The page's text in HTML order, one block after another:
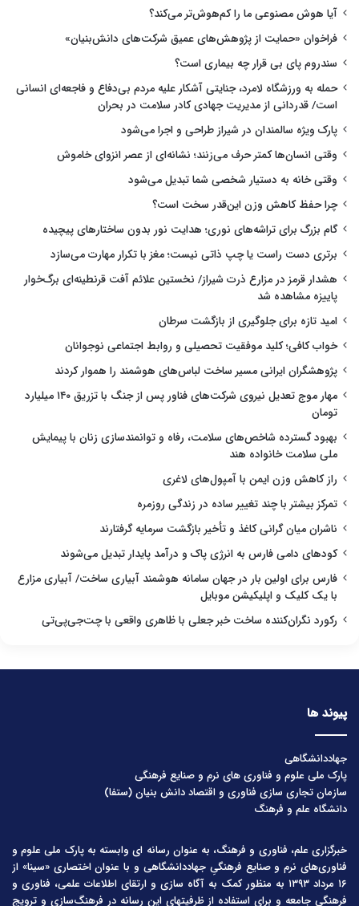
آیا هوش مصنوعی ما را کم‌هوش‌تر می‌کند؟
فراخوان «حمایت از پژوهش‌های عمیق شرکت‌های دانش‌بنیان»
سندروم پای بی قرار چه بیماری است؟
حمله به ورزشگاه لامرد، جنایتی آشکار علیه مردم بی‌دفاع و فاجعه‌ای انسانی
است/ قدردانی از مدیریت جهادی کادر سلامت در بحران
پارک ویژه سالمندان در شیراز طراحی و اجرا می‌شود
وقتی انسان‌ها کمتر حرف می‌زنند؛ نشانه‌ای از عصر انزوای خاموش
وقتی خانه به دستیار شخصی شما تبدیل می‌شود
چرا حفظ کاهش وزن این‌قدر سخت است؟
گام بزرگ برای تراشه‌های نوری؛ هدایت نور بدون ساختارهای پیچیده
برتری دست راست یا چپ ذاتی نیست؛ مغز با تکرار مهارت می‌سازد
هشدار قرمز در مزارع ذرت شیراز/ نخستین علائم آفت قرنطینه‌ای برگ‌خوار
پاییزه مشاهده شد
امید تازه برای جلوگیری از بازگشت سرطان
خواب کافی؛ کلید موفقیت تحصیلی و روابط اجتماعی نوجوانان
پژوهشگران ایرانی مسیر ساخت لباس‌های هوشمند را هموار کردند
مهار موج تعدیل نیروی شرکت‌های فناور پس از جنگ با تزریق ۱۴۰ میلیارد
تومان
بهبود گسترده شاخص‌های سلامت، رفاه و توانمندسازی زنان با پیمایش
ملی سلامت خانواده هند
راز کاهش وزن ایمن با آمپول‌های لاغری
تمرکز بیشتر با چند تغییر ساده در زندگی روزمره
ناشران میان گرانی کاغذ و تأخیر بازگشت سرمایه گرفتارند
کودهای دامی فارس به انرژی پاک و درآمد پایدار تبدیل می‌شوند
فارس برای اولین بار در جهان سامانه هوشمند آبیاری ساخت/ آبیاری مزارع
با یک کلیک و اپلیکیشن موبایل
رکورد نگران‌کننده ساخت خبر جعلی با ظاهری واقعی با چت‌جی‌پی‌تی
پیوند ها
جهاددانشگاهی
پارک ملی علوم و فناوری های نرم و صنایع فرهنگی
سازمان تجاری سازی فناوری و اقتصاد دانش بنیان (ستفا)
دانشگاه علم و فرهنگ
خبرگزاری علم، فناوری و فرهنگ، به عنوان رسانه ای وابسته به پارک ملی علوم و
فناوری‌های نرم و صنایع فرهنگیِ جهاددانشگاهی و با عنوان اختصاری «سینا» از
۱۶ مرداد ۱۳۹۳ به منظور کمک به آگاه سازی و ارتقای اطلاعات علمی، فناوری و
فرهنگی جامعه و برای استفاده از ظرفیتهای این رسانه در فرهنگ‌سازی و ترویج